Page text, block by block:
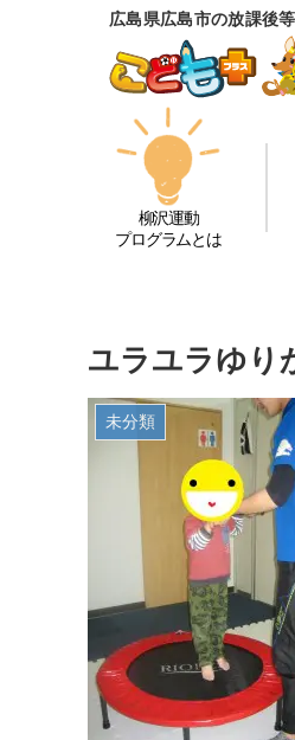
広島県広島市の放課後
柳沢運動
プログラムとは
ユラユラゆ
未分類